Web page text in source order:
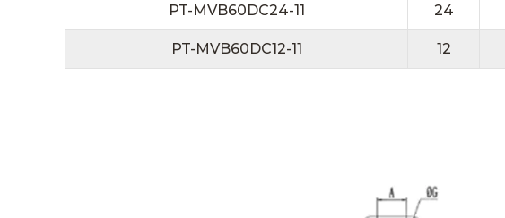
PT-MVB60DC24-11 24
PT-MVB60DC12-11 12